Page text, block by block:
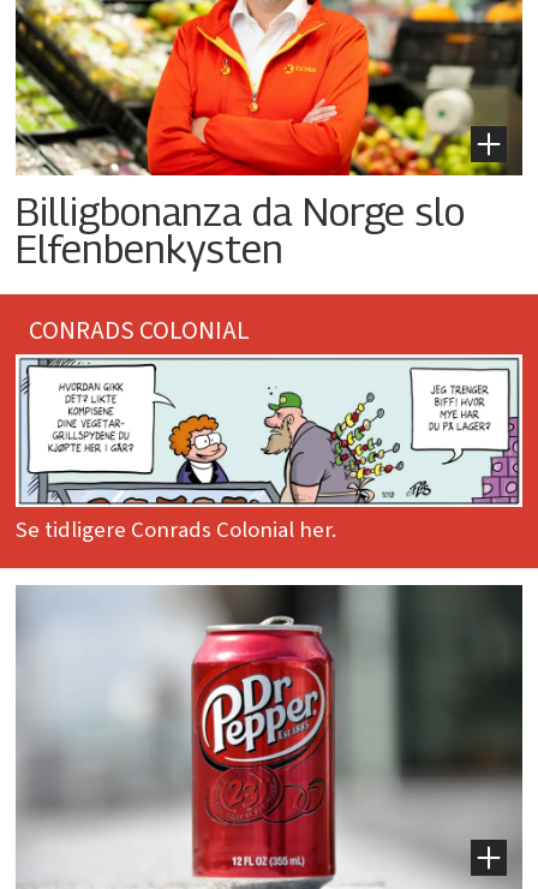
Billigbonanza da Norge slo
Elfenbenkysten
CONRADS COLONIAL
Se tidligere Conrads Colonial her.